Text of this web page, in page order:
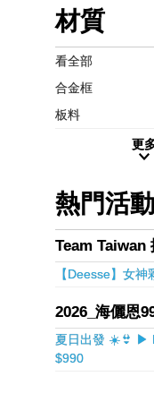
材質
看全部
合金框
板料
更
熱門活動
Team Taiwan
【Deesse】女
2026_海儷恩
夏日出發 ☀️👙 ▶
$990